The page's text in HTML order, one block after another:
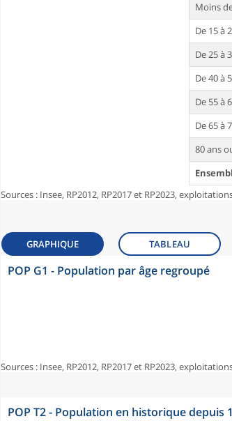
Moins
De 15 à
De 25 à
De 40 à
De 55 à
De 65 à
80 ans
Sources : Insee, RP2012, RP2017 et RP2023,
GRAPHIQUE TABLEAU
POP G1 - Population par âge regroupé
Sources : Insee, RP2012, RP2017 et RP2023,
POP T2 - Population en historique depuis